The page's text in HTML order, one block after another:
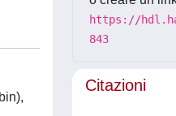
https://
843
Citazioni